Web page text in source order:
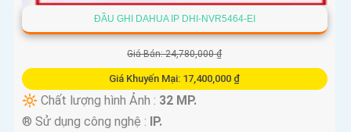
ĐẦU GHI DAHUA IP DHI-NVR5464-EI
Giá Bán: 24,780,000 ₫
Giá Khuyến Mại: 17,400,000 ₫
🔆 Chất lượng hình Ảnh : 32 MP.
®️ Sử dụng công nghệ :
IP.